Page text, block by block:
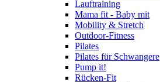
Lauftraining
Mama fit - Baby mit
Mobility & Stretch
Outdoor-Fitness
Pilates
Pilates für Schwangere
Pump it!
Rücken-Fit